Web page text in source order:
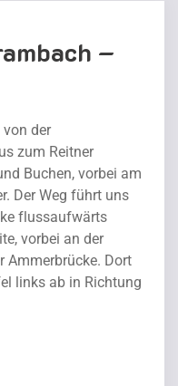
–
der
zum Reitner
Buchen, vorbei am
Der Weg führt uns
flussaufwärts
vorbei an der
Ammerbrücke. Dort
links ab in Richtung